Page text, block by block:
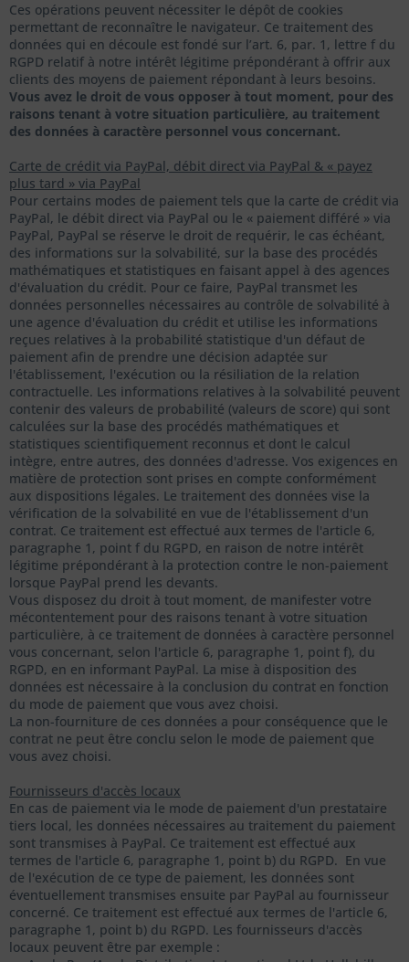
Ces opérations peuvent nécessiter le dépôt de cookies
permettant de reconnaître le navigateur. Ce traitement des
données qui en découle est fondé sur l’art. 6, par. 1, lettre f du
RGPD relatif à notre intérêt légitime prépondérant à offrir aux
clients des moyens de paiement répondant à leurs besoins.
Vous avez le droit de vous opposer à tout moment, pour des
raisons tenant à votre situation particulière, au traitement
des données à caractère personnel vous concernant.
Carte de crédit via PayPal, débit direct via PayPal & « payez
plus tard » via PayPal
Pour certains modes de paiement tels que la carte de crédit via
PayPal, le débit direct via PayPal ou le « paiement différé » via
PayPal, PayPal se réserve le droit de requérir, le cas échéant,
des informations sur la solvabilité, sur la base des procédés
mathématiques et statistiques en faisant appel à des agences
d'évaluation du crédit. Pour ce faire, PayPal transmet les
données personnelles nécessaires au contrôle de solvabilité à
une agence d'évaluation du crédit et utilise les informations
reçues relatives à la probabilité statistique d'un défaut de
paiement afin de prendre une décision adaptée sur
l'établissement, l'exécution ou la résiliation de la relation
contractuelle. Les informations relatives à la solvabilité peuvent
contenir des valeurs de probabilité (valeurs de score) qui sont
calculées sur la base des procédés mathématiques et
statistiques scientifiquement reconnus et dont le calcul
intègre, entre autres, des données d'adresse. Vos exigences en
matière de protection sont prises en compte conformément
aux dispositions légales. Le traitement des données vise la
vérification de la solvabilité en vue de l'établissement d'un
contrat. Ce traitement est effectué aux termes de l'article 6,
paragraphe 1, point f du RGPD, en raison de notre intérêt
légitime prépondérant à la protection contre le non-paiement
lorsque PayPal prend les devants.
Vous disposez du droit à tout moment, de manifester votre
mécontentement pour des raisons tenant à votre situation
particulière, à ce traitement de données à caractère personnel
vous concernant, selon l'article 6, paragraphe 1, point f), du
RGPD, en en informant PayPal. La mise à disposition des
données est nécessaire à la conclusion du contrat en fonction
du mode de paiement que vous avez choisi.
La non-fourniture de ces données a pour conséquence que le
contrat ne peut être conclu selon le mode de paiement que
vous avez choisi.
Fournisseurs d'accès locaux
En cas de paiement via le mode de paiement d'un prestataire
tiers local, les données nécessaires au traitement du paiement
sont transmises à PayPal. Ce traitement est effectué aux
termes de l'article 6, paragraphe 1, point b) du RGPD. En vue
de l'exécution de ce type de paiement, les données sont
éventuellement transmises ensuite par PayPal au fournisseur
concerné. Ce traitement est effectué aux termes de l'article 6,
paragraphe 1, point b) du RGPD. Les fournisseurs d'accès
locaux peuvent être par exemple :